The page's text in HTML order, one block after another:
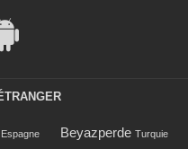
Espagne Beyazperde Turquie